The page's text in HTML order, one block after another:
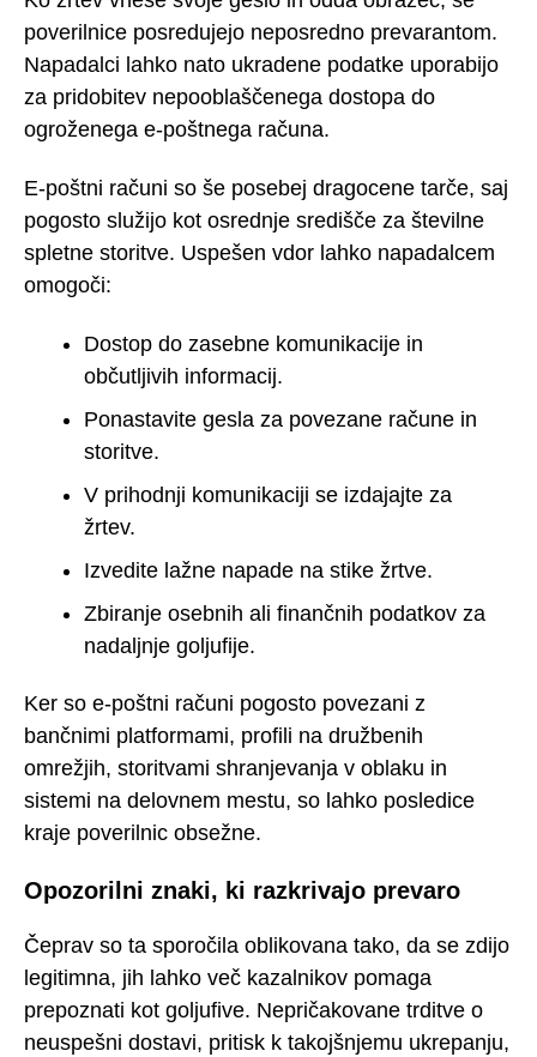
poverilnice posredujejo neposredno prevarantom.
Napadalci lahko nato ukradene podatke uporabijo
za pridobitev nepooblaščenega dostopa do
ogroženega e-poštnega računa.
E-poštni računi so še posebej dragocene tarče, saj
pogosto služijo kot osrednje središče za številne
spletne storitve. Uspešen vdor lahko napadalcem
omogoči:
Dostop do zasebne komunikacije in
občutljivih informacij.
Ponastavite gesla za povezane račune in
storitve.
V prihodnji komunikaciji se izdajajte za
žrtev.
Izvedite lažne napade na stike žrtve.
Zbiranje osebnih ali finančnih podatkov za
nadaljnje goljufije.
Ker so e-poštni računi pogosto povezani z
bančnimi platformami, profili na družbenih
omrežjih, storitvami shranjevanja v oblaku in
sistemi na delovnem mestu, so lahko posledice
kraje poverilnic obsežne.
Opozorilni znaki, ki razkrivajo prevaro
Čeprav so ta sporočila oblikovana tako, da se zdijo
legitimna, jih lahko več kazalnikov pomaga
prepoznati kot goljufive. Nepričakovane trditve o
neuspešni dostavi, pritisk k takojšnjemu ukrepanju,